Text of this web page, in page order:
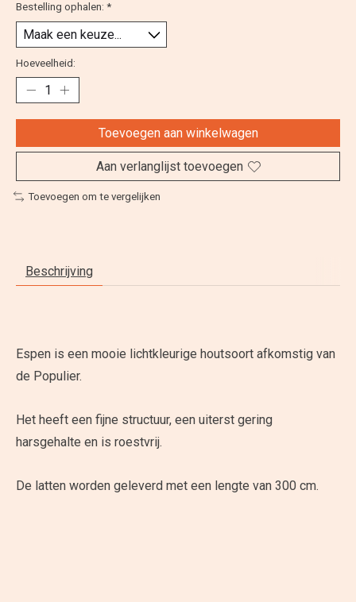
Bestelling ophalen: *
Hoeveelheid:
Toevoegen aan winkelwagen
Aan verlanglijst toevoegen
Toevoegen om te vergelijken
Beschrijving
Espen is een mooie lichtkleurige houtsoort afkomstig van
de Populier.
Het heeft een fijne structuur, een uiterst gering
harsgehalte en is roestvrij.
De latten worden geleverd met een lengte van 300 cm.